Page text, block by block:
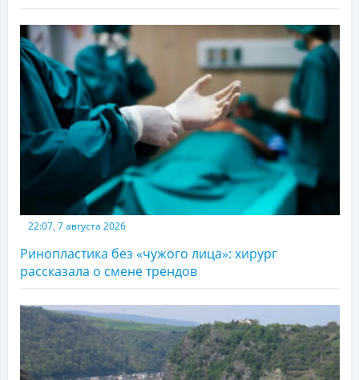
22:07, 7 августа 2026
Ринопластика без «чужого лица»: хирург
рассказала о смене трендов